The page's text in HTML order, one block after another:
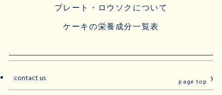
プレート・ロウソクについて
ケーキの栄養成分一覧表
page top
contact us